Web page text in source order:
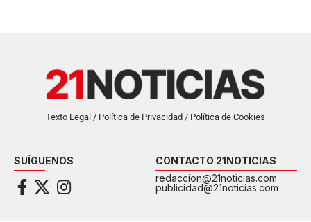
Texto Legal / Política de Privacidad / Política de Cookies
SUÍGUENOS
CONTACTO 21NOTICIAS
redaccion@21noticias.com
publicidad@21noticias.com